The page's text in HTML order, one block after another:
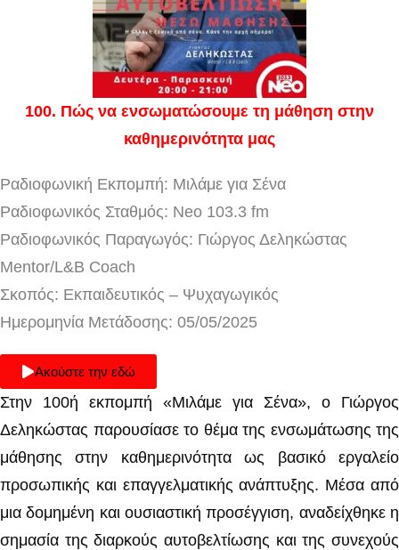
100. Πώς να ενσωματώσουμε τη μάθηση στην
καθημερινότητα μας
Ραδιοφωνική Εκπομπή: Μιλάμε για Σένα
Ραδιοφωνικός Σταθμός: Neo 103.3 fm
Ραδιοφωνικός Παραγωγός: Γιώργος Δεληκώστας
Mentor/L&B Coach
Σκοπός: Εκπαιδευτικός – Ψυχαγωγικός
Ημερομηνία Μετάδοσης: 05/05/2025
Ακούστε την εδώ
Στην 100ή εκπομπή «Μιλάμε για Σένα», ο Γιώργος
Δεληκώστας παρουσίασε το θέμα της ενσωμάτωσης της
μάθησης στην καθημερινότητα ως βασικό εργαλείο
προσωπικής και επαγγελματικής ανάπτυξης. Μέσα από
μια δομημένη και ουσιαστική προσέγγιση, αναδείχθηκε η
σημασία της διαρκούς αυτοβελτίωσης και της συνεχούς